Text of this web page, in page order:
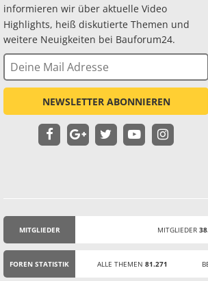
informieren wir über aktuelle Video
Highlights, heiß diskutierte Themen und
weitere Neuigkeiten bei Bauforum24.
NEWSLETTER ABONNIEREN
MITGLIEDER MITGLIEDER
FOREN STATISTIK ALLE THEMEN 81.271